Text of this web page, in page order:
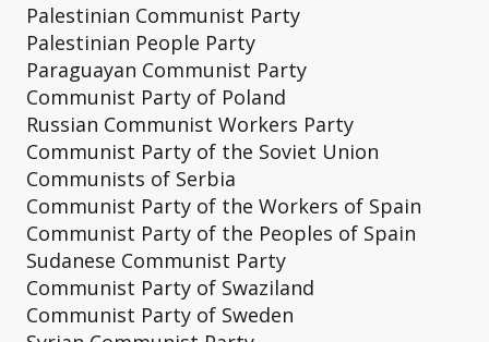
Palestinian Communist Party
Palestinian People Party
Paraguayan Communist Party
Communist Party of Poland
Russian Communist Workers Party
Communist Party of the Soviet Union
Communists of Serbia
Communist Party of the Workers of Spain
Communist Party of the Peoples of Spain
Sudanese Communist Party
Communist Party of Swaziland
Communist Party of Sweden